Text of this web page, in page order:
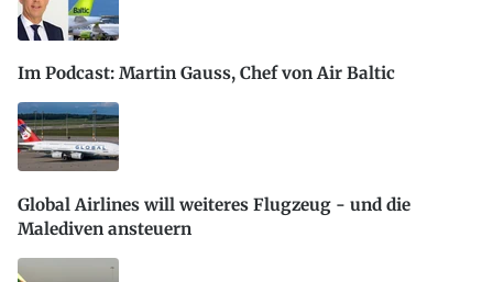
Im Podcast: Martin Gauss, Chef von Air Baltic
Global Airlines will weiteres Flugzeug - und die
Malediven ansteuern